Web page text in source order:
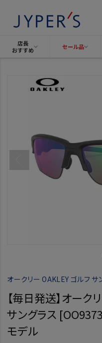
店長
おすすめ
セール品
オークリー OAKLEY ゴルフ
【毎日発送】オー
サングラス
モデル